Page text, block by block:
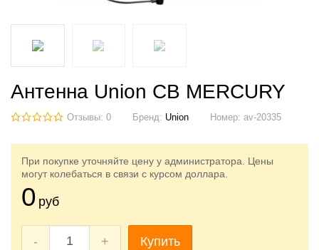
Антенна Union CB MERCURY
Отзывы: 0 Бренд: Union Номер: av-20335
При покупке уточняйте цену у администратора. Цены
могут колебаться в связи с курсом доллара.
0 руб
- + Купить